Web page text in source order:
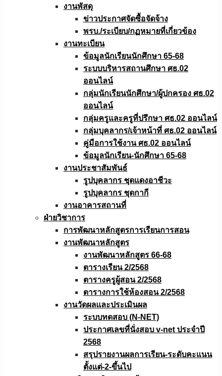
งานพัสดุ
ข่าวประกาศจัดซื้อจัดจ้าง
พรบ./ระเบียบ/กฏหมายที่เกี่ยวข้อง
งานทะเบียน
ข้อมูลนักเรียนนักศึกษา 65-68
ระบบบริหารสถานศึกษา ศธ.02
ออนไลน์
กลุ่มนักเรียนนักศึกษา/ผู้ปกครอง ศธ.02
ออนไลน์
กลุ่มครูและครูที่ปรึกษา ศธ.02 ออนไลน์
กลุ่มบุคลากร/เจ้าหน้าที่ ศธ.02 ออนไลน์
คู่มือการใช้งาน ศธ.02 ออนไลน์
ข้อมูลนักเรียน-นักศึกษา 65-68
งานประชาสัมพันธ์
รูปบุคลากร ชุดแดงอาชีวะ
รูปบุคลากร ชุดกากี
งานอาคารสถานที่
ฝ่ายวิชาการ
การพัฒนาหลักสูตรการเรียนการสอน
งานพัฒนาหลักสูตร
งานพัฒนาหลักสูตร 66-68
ตารางเรียน 2/2568
ตารางครูผู้สอน 2/2568
ตารางการใช้ห้องสอน 2/2568
งานวัดผลเเละประเมินผล
ระบบทดสอบ (N-NET)
ประกาศเลขที่นั่งสอบ v-net ประจำปี
2568
สรุปรายงานผลการเรียน-ระดับคะแนน
ตั้งแต่-2-ขึ้นไป